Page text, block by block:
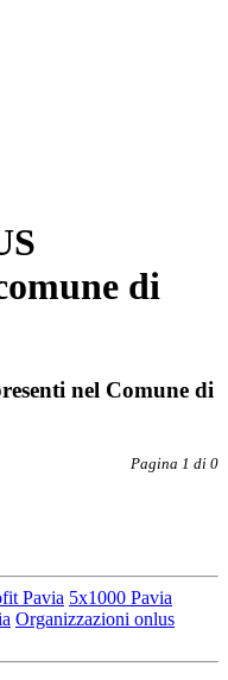
di
nel Comune di
Pagina 1 di 0
Pavia 5x1000 Pavia
Organizzazioni onlus